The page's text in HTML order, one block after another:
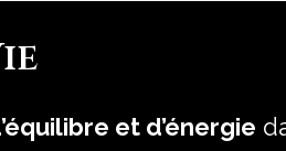
et d’énergie